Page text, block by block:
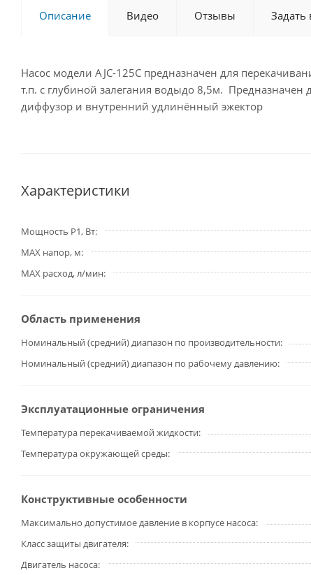
Описание Видео Отзывы Задать
Насос модели AJC-125С предназначен для
т.п. с глубиной залегания водыдо 8,5м. Предназначен
диффузор и внутренний удлинённый эжектор
Характеристики
Мощность P1, Вт
MAX напор, м
MAX расход, л/мин
Область применения
Номинальный (средний) диапазон по производительности
Номинальный (средний) диапазон по рабочему давлению
Эксплуатационные ограничения
Температура перекачиваемой жидкости
Температура окружающей среды
Конструктивные особенности
Максимально допустимое давление в корпусе насоса
Класс защиты двигателя
Двигатель насоса